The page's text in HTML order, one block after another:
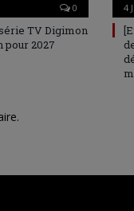
0
TV Digimon
pour 2027
4